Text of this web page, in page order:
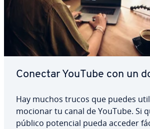
Conectar YouTube con un
Hay muchos trucos que puedes
mo­cio­nar tu canal de YouTube. Si
público potencial pueda acceder